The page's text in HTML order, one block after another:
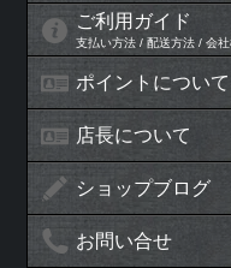
ご利用ガイド
支払い方法 / 配送方法 / 会
ポイントについて
店長について
ショップブログ
お問い合せ